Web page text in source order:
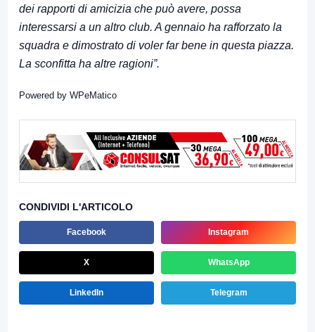
dei rapporti di amicizia che può avere, possa
interessarsi a un altro club. A gennaio ha rafforzato la
squadra e dimostrato di voler far bene in questa piazza.
La sconfitta ha altre ragioni”.
Powered by WPeMatico
CONDIVIDI L'ARTICOLO
Facebook Instagram
X WhatsApp
LinkedIn Telegram